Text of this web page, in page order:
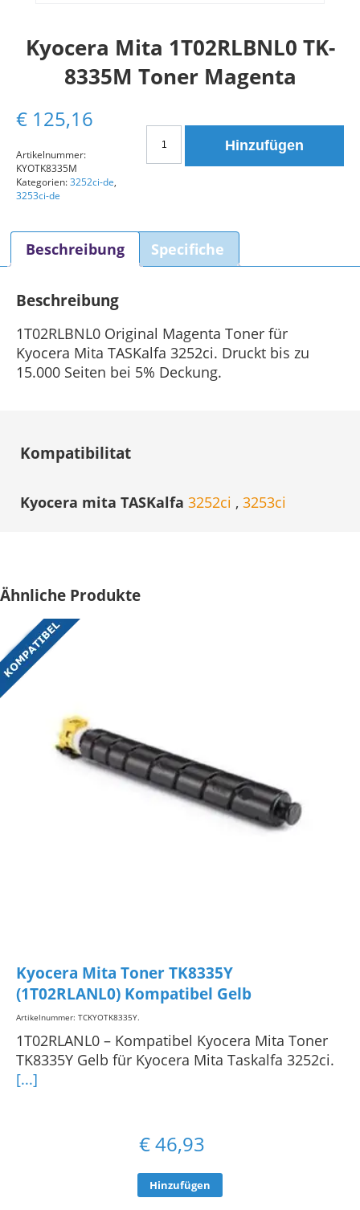
Kyocera Mita 1T02RLBNL0 TK-
8335M Toner Magenta
€ 125,16
Mita
1T02RLBNL0
Toner
Magenta
Menge
Hinzufügen
Artikelnummer:
KYOTK8335M
Kategorien:3252ci-de,
3253ci-de
Beschreibung Specifiche
Beschreibung
1T02RLBNL0 Original Magenta Toner für
Kyocera Mita TASKalfa 3252ci. Druckt bis zu
15.000 Seiten bei 5% Deckung.
Kompatibilitat
Kyocera mita TASKalfa 3252ci , 3253ci
Ähnliche Produkte
Kyocera Mita Toner TK8335Y
(1T02RLANL0) Kompatibel Gelb
Artikelnummer: TCKYOTK8335Y.
1T02RLANL0 – Kompatibel Kyocera Mita Toner
TK8335Y Gelb für Kyocera Mita Taskalfa 3252ci.
[...]
€46,93
Hinzufügen